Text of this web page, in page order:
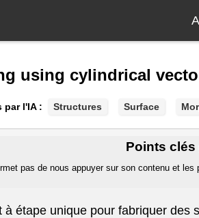
using cylindrical
par l'IA : Structures Surface
Points clés
pas de nous appuyer sur son contenu et
étape unique pour fabriquer